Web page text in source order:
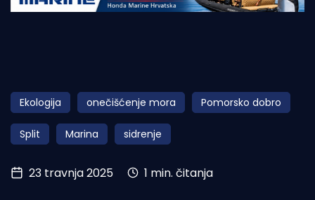
Obala
Otoci
Turizam i nautika
Pomorstvo
Ekologija onečišćenje mora Pomorsko dobro
Split Marina sidrenje
23 travnja 2025 1 min. čitanja